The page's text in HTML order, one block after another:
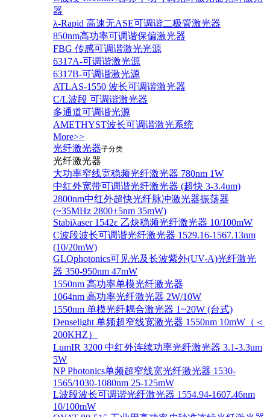
器
λ-Rapid 高速无ASE可调谐二极管激光器
850nm高功率可调谐保偏激光器
FBG 传感可调谐激光光源
6317A-可调谐激光源
6317B-可调谐激光源
ATLAS-1550 波长可调谐激光器
C/L波段 可调谐激光器
多通道可调谐光源
AMETHYST波长可调谐激光系统
More>>
光纤激光器子分类
光纤激光器
大功率窄线宽稳频光纤激光器 780nm 1W
中红外宽带可调谐光纤激光器 (超快 3-3.4um)
2800nm中红外超快光纤脉冲激光器振荡器
(~35MHz 2800±5nm 35mW)
Stabiλaser 1542ε 乙炔稳频光纤激光器 10/100mW
C波段波长可调谐光纤激光器 1529.16-1567.13nm
(10/20mW)
GLOphotonics可见光及长波紫外(UV-A)光纤激光
器 350-950nm 47mW
1550nm 高功率单模光纤激光器
1064nm 高功率光纤激光器 2W/10W
1550nm 单模光纤耦合激光器 1~20W (台式)
Denselight 单频超窄线宽激光器 1550nm 10mW（＜
200KHZ）
LumIR 3200 中红外连续功率光纤激光器 3.1-3.3um
5W
NP Photonics单频超窄线宽光纤激光器 1530-
1565/1030-1080nm 25-125mW
L波段波长可调谐光纤激光器 1554.94-1607.46nm
10/100mW